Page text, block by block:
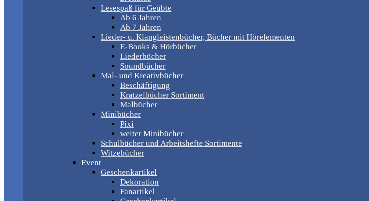
Lesespaß für Geübte
Ab 6 Jahren
Ab 7 Jahren
Lieder- u. Klangleistenbücher, Bücher mit Hörelementen
E-Books & Hörbücher
Liederbücher
Soundbücher
Mal- und Kreativbücher
Beschäftigung
Kratzelbücher Sortiment
Malbücher
Minibücher
Pixi
weiter Minibücher
Schulbücher und Arbeitshefte Sortimente
Witzebücher
Event
Geschenkartikel
Dekoration
Fanartikel